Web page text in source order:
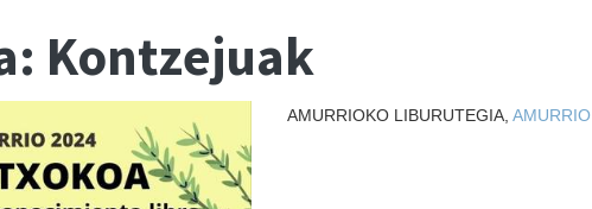
Kontzejuak
AMURRIOKO LIBURUTEGIA, AMURRIO